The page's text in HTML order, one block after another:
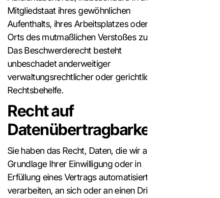
Mitgliedstaat ihres gewöhnlichen
Aufenthalts, ihres Arbeitsplatzes oder des
Orts des mutmaßlichen Verstoßes zu.
Das Beschwerderecht besteht
unbeschadet anderweitiger
verwaltungsrechtlicher oder gerichtlicher
Rechtsbehelfe.
Recht auf
Datenübertragbarkeit
Sie haben das Recht, Daten, die wir auf
Grundlage Ihrer Einwilligung oder in
Erfüllung eines Vertrags automatisiert
verarbeiten, an sich oder an einen Dritten